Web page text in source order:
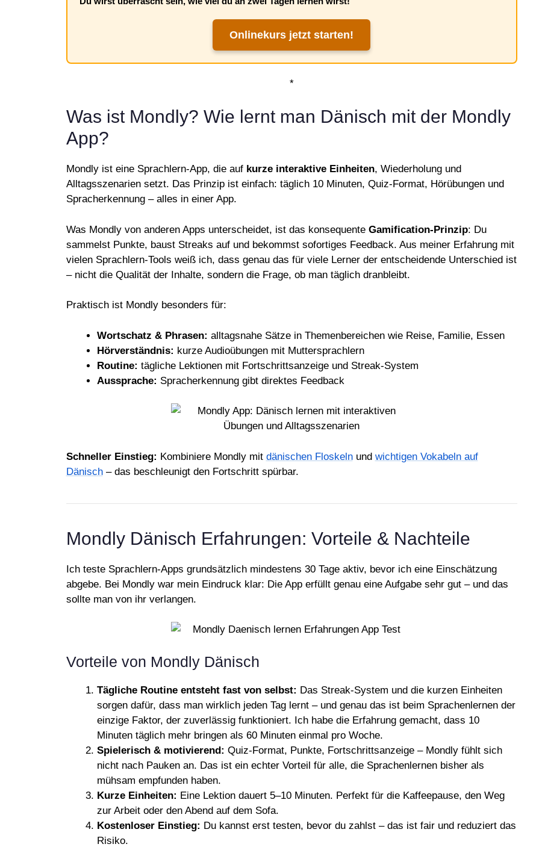
Onlinekurs jetzt starten!
*
Was ist Mondly? Wie lernt man Dänisch mit der Mondly
App?
Mondly ist eine Sprachlern-App, die auf kurze interaktive Einheiten, Wiederholung und
Alltagsszenarien setzt. Das Prinzip ist einfach: täglich 10 Minuten, Quiz-Format, Hörübungen und
Spracherkennung – alles in einer App.
Was Mondly von anderen Apps unterscheidet, ist das konsequente Gamification-Prinzip: Du
sammelst Punkte, baust Streaks auf und bekommst sofortiges Feedback. Aus meiner Erfahrung mit
vielen Sprachlern-Tools weiß ich, dass genau das für viele Lerner der entscheidende Unterschied ist
– nicht die Qualität der Inhalte, sondern die Frage, ob man täglich dranbleibt.
Praktisch ist Mondly besonders für:
Wortschatz & Phrasen: alltagsnahe Sätze in Themenbereichen wie Reise, Familie, Essen
Hörverständnis: kurze Audioübungen mit Muttersprachlern
Routine: tägliche Lektionen mit Fortschrittsanzeige und Streak-System
Aussprache: Spracherkennung gibt direktes Feedback
Schneller Einstieg: Kombiniere Mondly mit dänischen Floskelnund wichtigen Vokabeln auf
Dänisch– das beschleunigt den Fortschritt spürbar.
Mondly Dänisch Erfahrungen: Vorteile & Nachteile
Ich teste Sprachlern-Apps grundsätzlich mindestens 30 Tage aktiv, bevor ich eine Einschätzung
abgebe. Bei Mondly war mein Eindruck klar: Die App erfüllt genau eine Aufgabe sehr gut – und das
sollte man von ihr verlangen.
Vorteile von Mondly Dänisch
Tägliche Routine entsteht fast von selbst: Das Streak-System und die kurzen Einheiten
sorgen dafür, dass man wirklich jeden Tag lernt – und genau das ist beim Sprachenlernen der
einzige Faktor, der zuverlässig funktioniert. Ich habe die Erfahrung gemacht, dass 10
Minuten täglich mehr bringen als 60 Minuten einmal pro Woche.
Spielerisch & motivierend: Quiz-Format, Punkte, Fortschrittsanzeige – Mondly fühlt sich
nicht nach Pauken an. Das ist ein echter Vorteil für alle, die Sprachenlernen bisher als
mühsam empfunden haben.
Kurze Einheiten: Eine Lektion dauert 5–10 Minuten. Perfekt für die Kaffeepause, den Weg
zur Arbeit oder den Abend auf dem Sofa.
Kostenloser Einstieg: Du kannst erst testen, bevor du zahlst – das ist fair und reduziert das
Risiko.